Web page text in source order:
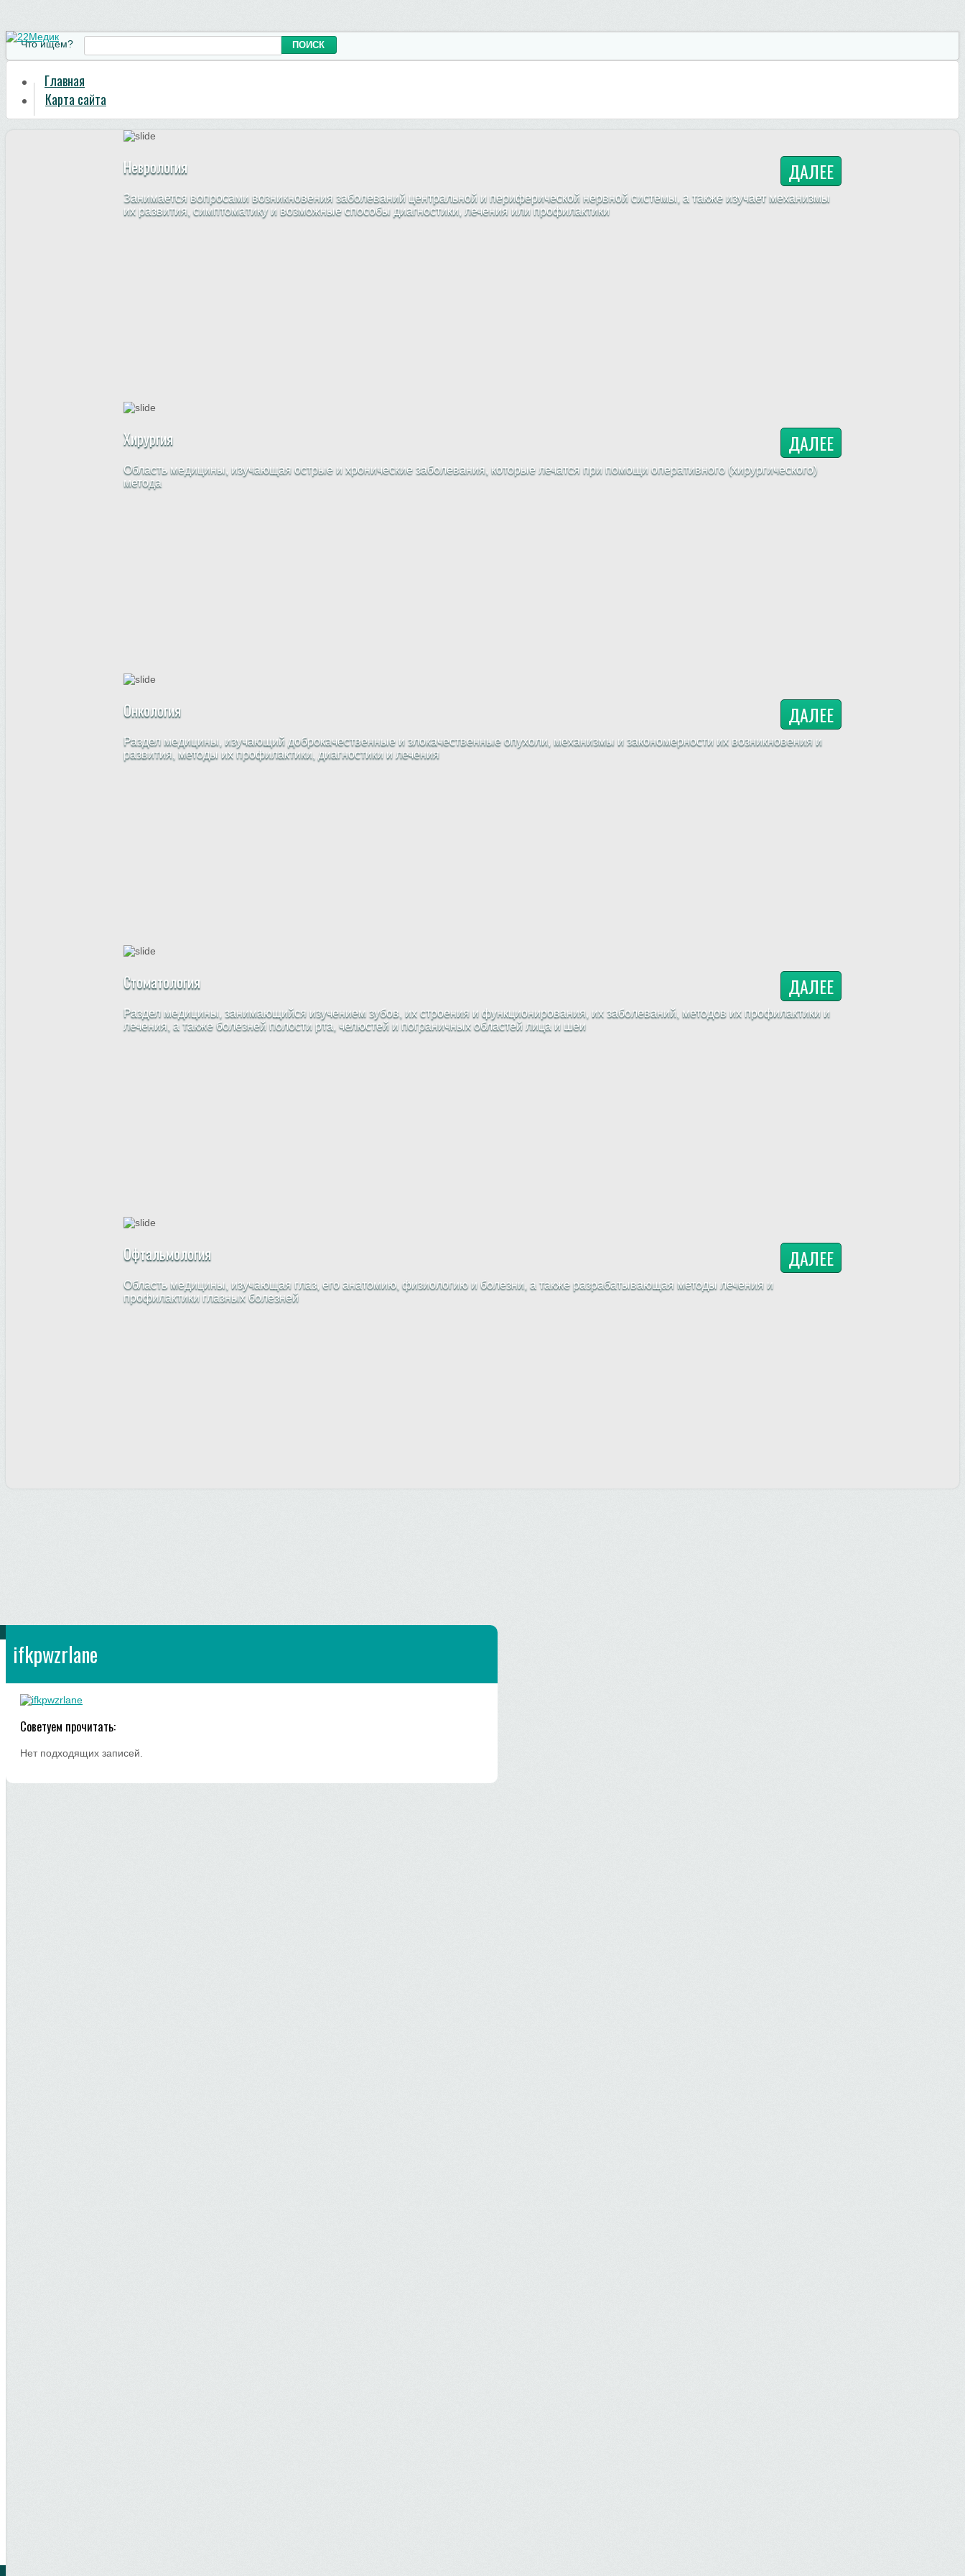
Что ищем?
Главная
Карта сайта
ДАЛЕЕ
Неврология
Занимается вопросами возникновения заболеваний центральной и периферической нервной системы, а также изучает механизмы
их развития, симптоматику и возможные способы диагностики, лечения или профилактики
ДАЛЕЕ
Хирургия
Область медицины, изучающая острые и хронические заболевания, которые лечатся при помощи оперативного (хирургического)
метода
ДАЛЕЕ
Онкология
Раздел медицины, изучающий доброкачественные и злокачественные опухоли, механизмы и закономерности их возникновения и
развития, методы их профилактики, диагностики и лечения
ДАЛЕЕ
Стоматология
Раздел медицины, занимающийся изучением зубов, их строения и функционирования, их заболеваний, методов их профилактики и
лечения, а также болезней полости рта, челюстей и пограничных областей лица и шеи
ДАЛЕЕ
Офтальмология
Область медицины, изучающая глаз, его анатомию, физиологию и болезни, а также разрабатывающая методы лечения и
профилактики глазных болезней
ifkpwzrlane
Советуем прочитать:
Нет подходящих записей.